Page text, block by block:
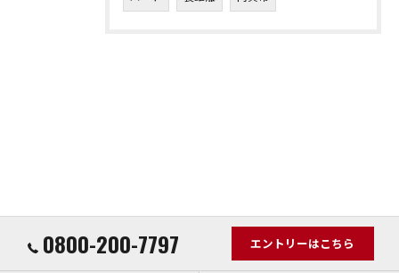
0800-200-7797 エントリーはこちら